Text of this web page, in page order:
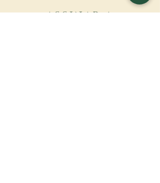
ASSINAR A